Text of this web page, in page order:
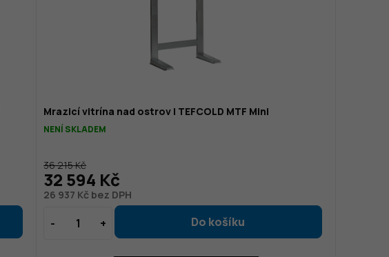
Mrazicí vitrína nad ostrov | TEFCOLD MTF Mini
NENÍ SKLADEM
26 937 Kč bez DPH
36 215 Kč
32 594 Kč